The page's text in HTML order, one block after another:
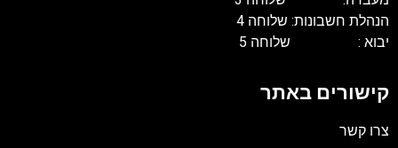
הנהלת חשבונות: שלוחה 4
יבוא : שלוחה 5
קישורים באתר
צרו קשר